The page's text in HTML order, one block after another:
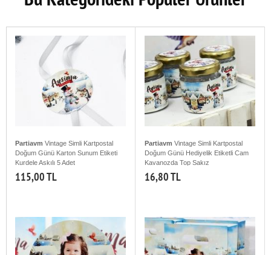
Partiavm Vintage Simli Kartpostal
Doğum Günü Karton Sunum Etiketi
Kurdele Askılı 5 Adet
115,00 TL
Partiavm Vintage Simli Kartpostal
Doğum Günü Hediyelik Etiketli Cam
Kavanozda Top Sakız
16,80 TL